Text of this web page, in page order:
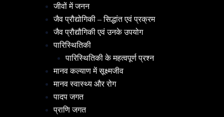
जीवों में जनन
जैव प्रौद्योगिकी – सिद्धांत एवं प्रक्रम
जैव प्रौद्यौगिकी एवं उनके उपयोग
पारिस्थितिकी
पारिस्थितिकी के महत्वपूर्ण प्रश्न
मानव कल्याण में सूक्ष्मजीव
मानव स्वास्थ्य और रोग
पादप जगत
प्राणि जगत